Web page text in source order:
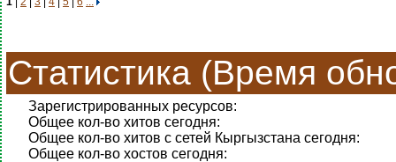
Статистика (Время
Зарегистрированных ресурсов:
Общее кол-во хитов сегодня:
Общее кол-во хитов с сетей Кыргызстана сегодня:
Общее кол-во хостов сегодня: